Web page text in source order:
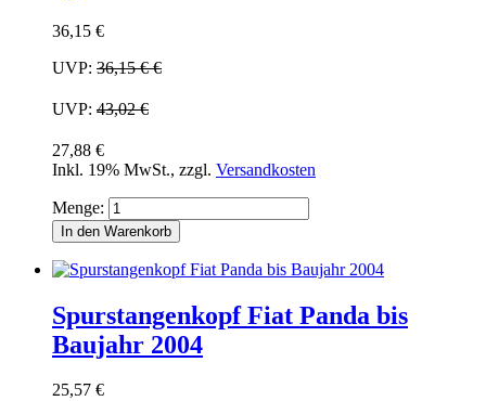
36,15 €
UVP: 36,15 €€
UVP: 43,02 €
27,88 €
Inkl. 19% MwSt., zzgl. Versandkosten
Menge:
In den Warenkorb
Spurstangenkopf Fiat Panda bis
Baujahr 2004
25,57 €